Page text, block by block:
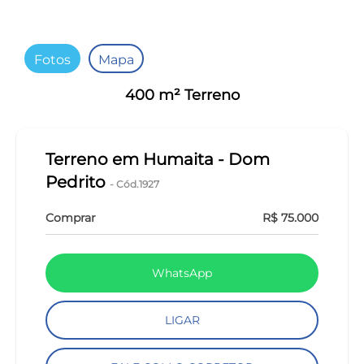
Fotos Mapa
400 m² Terreno
Terreno em Humaita - Dom
Pedrito - Cód.1927
Comprar R$ 75.000
WhatsApp
LIGAR